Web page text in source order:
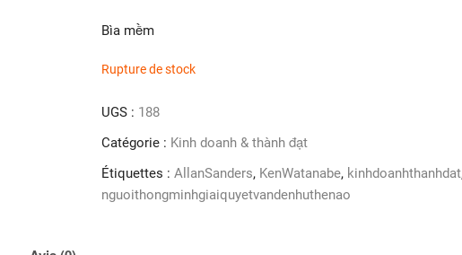
Bìa mềm
Rupture de stock
UGS : 188
Catégorie : Kinh doanh & thành đạt
Étiquettes : AllanSanders, KenWatanabe, kinhdoanhthanhdat
nguoithongminhgiaiquyetvandenhuthenao